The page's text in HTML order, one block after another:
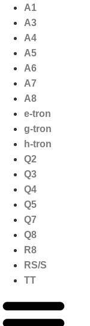
naar
inhoud
A1
A3
A4
A5
A6
A7
A8
e-tron
g-tron
h-tron
Q2
Q3
Q4
Q5
Q7
Q8
R8
RS/S
TT